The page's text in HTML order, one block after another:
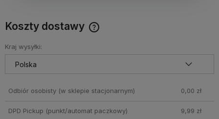
Koszty dostawy
Kraj wysyłki:
Odbiór osobisty(w sklepie stacjonarnym) 0,00 zł
DPD Pickup (punkt/automat paczkowy) 9,99 zł